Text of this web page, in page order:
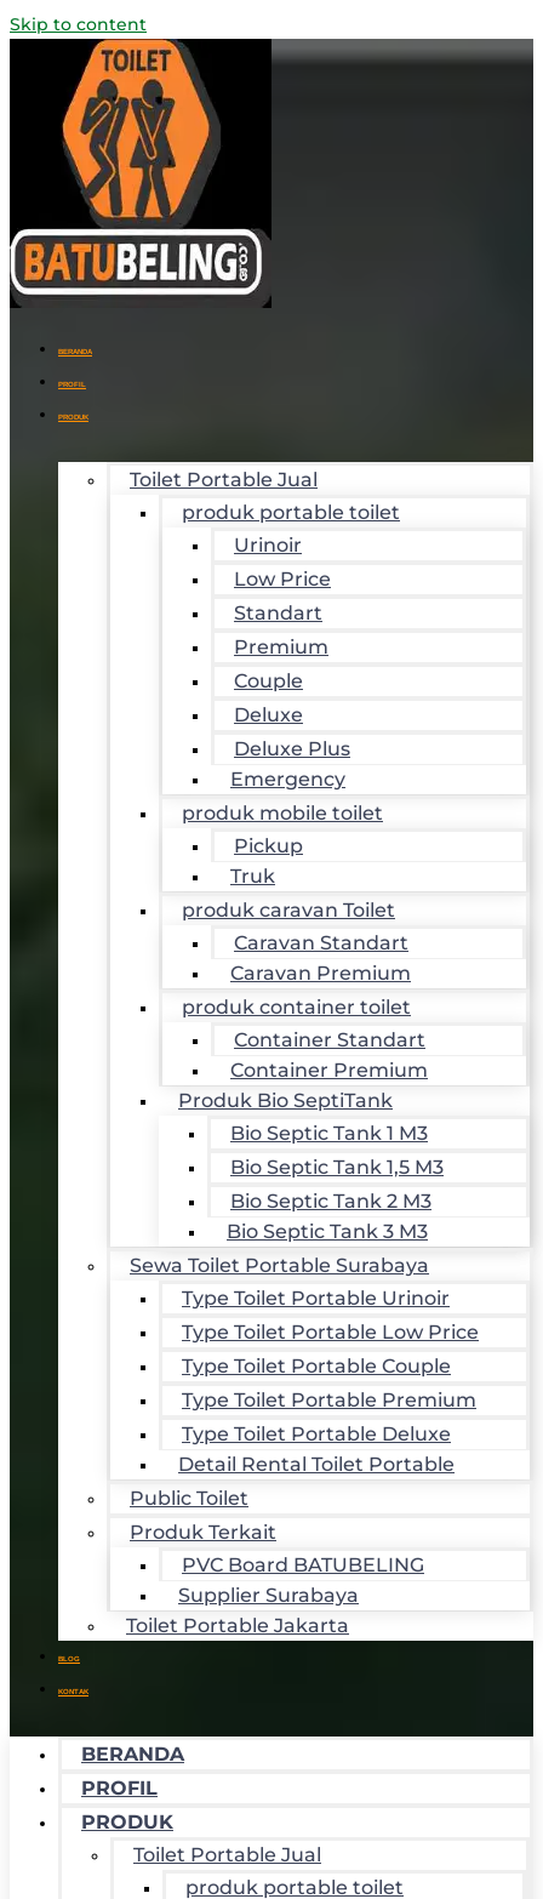
Skip to content
BERANDA
PROFIL
PRODUK
Toilet Portable Jual
produk portable toilet
Urinoir
Low Price
Standart
Premium
Couple
Deluxe
Deluxe Plus
Emergency
produk mobile toilet
Pickup
Truk
produk caravan Toilet
Caravan Standart
Caravan Premium
produk container toilet
Container Standart
Container Premium
Produk Bio SeptiTank
Bio Septic Tank 1 M3
Bio Septic Tank 1,5 M3
Bio Septic Tank 2 M3
Bio Septic Tank 3 M3
Sewa Toilet Portable Surabaya
Type Toilet Portable Urinoir
Type Toilet Portable Low Price
Type Toilet Portable Couple
Type Toilet Portable Premium
Type Toilet Portable Deluxe
Detail Rental Toilet Portable
Public Toilet
Produk Terkait
PVC Board BATUBELING
Supplier Surabaya
Toilet Portable Jakarta
BLOG
KONTAK
BERANDA
PROFIL
PRODUK
Toilet Portable Jual
produk portable toilet